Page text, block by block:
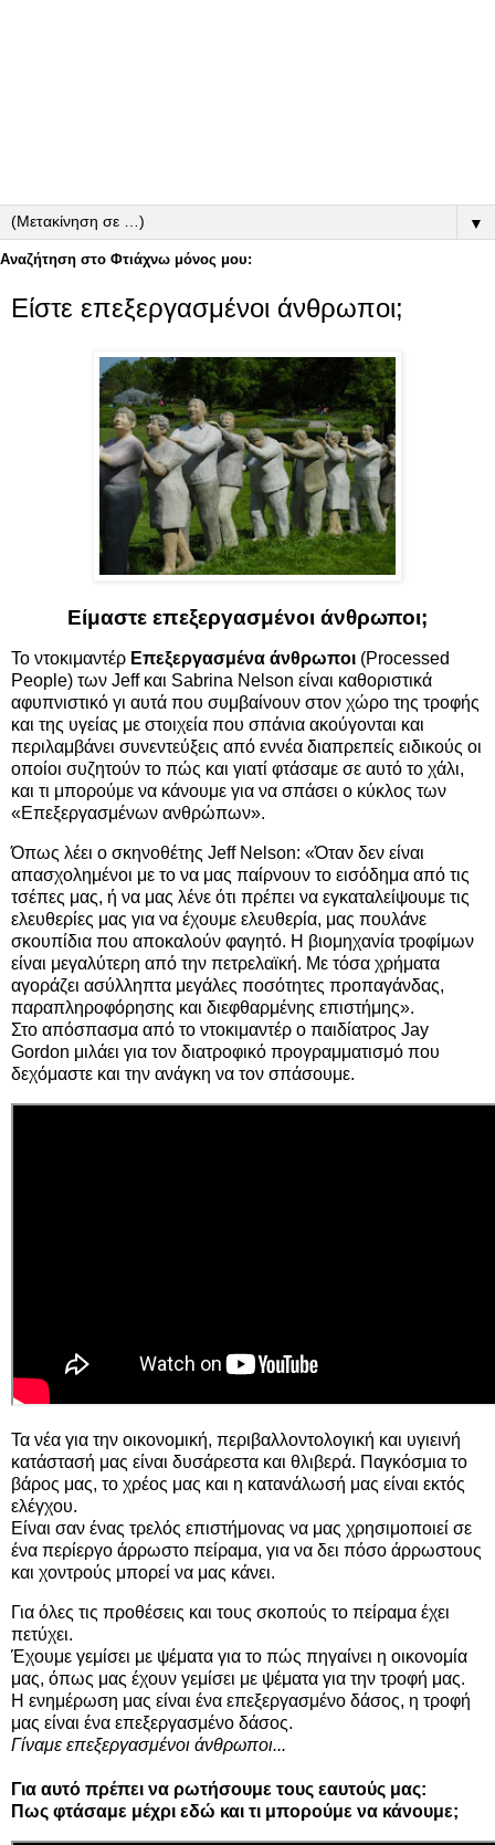
▼
Αναζήτηση στο Φτιάχνω μόνος μου:
Είστε επεξεργασμένοι άνθρωποι;
Είμαστε επεξεργασμένοι άνθρωποι;
Το ντοκιμαντέρ Επεξεργασμένα άνθρωποι (Processed
People) των Jeff και Sabrina Nelson είναι καθοριστικά
αφυπνιστικό γι αυτά που συμβαίνουν στον χώρο της τροφής
και της υγείας με στοιχεία που σπάνια ακούγονται και
περιλαμβάνει συνεντεύξεις από εννέα διαπρεπείς ειδικούς οι
οποίοι συζητούν το πώς και γιατί φτάσαμε σε αυτό το χάλι,
και τι μπορούμε να κάνουμε για να σπάσει ο κύκλος των
«Επεξεργασμένων ανθρώπων».
Όπως λέει ο σκηνοθέτης Jeff Nelson: «Όταν δεν είναι
απασχολημένοι με το να μας παίρνουν το εισόδημα από τις
τσέπες μας, ή να μας λένε ότι πρέπει να εγκαταλείψουμε τις
ελευθερίες μας για να έχουμε ελευθερία, μας πουλάνε
σκουπίδια που αποκαλούν φαγητό. Η βιομηχανία τροφίμων
είναι μεγαλύτερη από την πετρελαϊκή. Με τόσα χρήματα
αγοράζει ασύλληπτα μεγάλες ποσότητες προπαγάνδας,
παραπληροφόρησης και διεφθαρμένης επιστήμης».
Στο απόσπασμα από το ντοκιμαντέρ ο παιδίατρος Jay
Gordon μιλάει για τον διατροφικό προγραμματισμό που
δεχόμαστε και την ανάγκη να τον σπάσουμε.
Τα νέα για την οικονομική, περιβαλλοντολογική και υγιεινή
κατάστασή μας είναι δυσάρεστα και θλιβερά. Παγκόσμια το
βάρος μας, το χρέος μας και η κατανάλωσή μας είναι εκτός
ελέγχου.
Είναι σαν ένας τρελός επιστήμονας να μας χρησιμοποιεί σε
ένα περίεργο άρρωστο πείραμα, για να δει πόσο άρρωστους
και χοντρούς μπορεί να μας κάνει.
Για όλες τις προθέσεις και τους σκοπούς το πείραμα έχει
πετύχει.
Έχουμε γεμίσει με ψέματα για το πώς πηγαίνει η οικονομία
μας, όπως μας έχουν γεμίσει με ψέματα για την τροφή μας.
Η ενημέρωση μας είναι ένα επεξεργασμένο δάσος, η τροφή
μας είναι ένα επεξεργασμένο δάσος.
Γίναμε επεξεργασμένοι άνθρωποι...
Για αυτό πρέπει να ρωτήσουμε τους εαυτούς μας:
Πως φτάσαμε μέχρι εδώ και τι μπορούμε να κάνουμε;